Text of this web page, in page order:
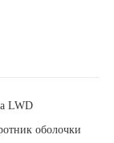
LWD
оболочки